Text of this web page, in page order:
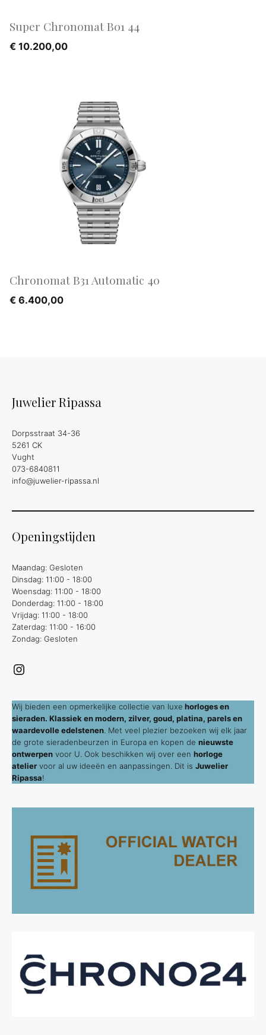
Super Chronomat B01 44
€ 10.200,00
Chronomat B31 Automatic 40
€ 6.400,00
Juwelier Ripassa
Dorpsstraat 34-36
5261 CK
Vught
073-6840811
info@juwelier-ripassa.nl
Openingstijden
Maandag: Gesloten
Dinsdag: 11:00 - 18:00
Woensdag: 11:00 - 18:00
Donderdag: 11:00 - 18:00
Vrijdag: 11:00 - 18:00
Zaterdag: 11:00 - 16:00
Zondag: Gesloten
Instagram
Wij bieden een opmerkelijke collectie van luxe horloges en
sieraden. Klassiek en modern, zilver, goud, platina, parels en
waardevolle edelstenen . Met veel plezier bezoeken wij elk jaar
de grote sieradenbeurzen in Europa en kopen de nieuwste
ontwerpen voor U. Ook beschikken wij over een horloge
atelier voor al uw ideeën en aanpassingen. Dit is Juwelier
Ripassa!